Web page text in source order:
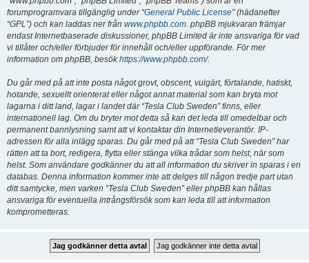
forumprogramvara tillgänglig under “General Public License” (hädanefter
“GPL”) och kan laddas ner från www.phpbb.com. phpBB mjukvaran främjar
endast Internetbaserade diskussioner, phpBB Limited är inte ansvariga för vad
vi tillåter och/eller förbjuder för innehåll och/eller uppförande. För mer
information om phpBB, besökhttps://www.phpbb.com/.
Du går med på att inte posta något grovt, obscent, vulgärt, förtalande, hatiskt,
hotande, sexuellt orienterat eller något annat material som kan bryta mot
lagarna i ditt land, lagar i landet där “Tesla Club Sweden” finns, eller
internationell lag. Om du bryter mot detta så kan det leda till omedelbar och
permanent bannlysning samt att vi kontaktar din Internetleverantör. IP-
adressen för alla inlägg sparas. Du går med på att “Tesla Club Sweden” har
rätten att ta bort, redigera, flytta eller stänga vilka trådar som helst, när som
helst. Som användare godkänner du att all information du skriver in sparas i en
databas. Denna information kommer inte att delges till någon tredje part utan
ditt samtycke, men varken “Tesla Club Sweden” eller phpBB kan hållas
ansvariga för eventuella intrångsförsök som kan leda till att information
komprometteras.